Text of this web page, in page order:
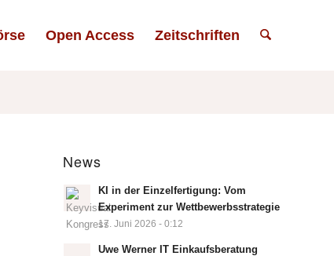
Open Access Zeitschriften
News
KI in der Einzelfertigung: Vom
Experiment zur Wettbewerbsstrategie
17. Juni 2026 - 0:12
Uwe Werner IT Einkaufsberatung